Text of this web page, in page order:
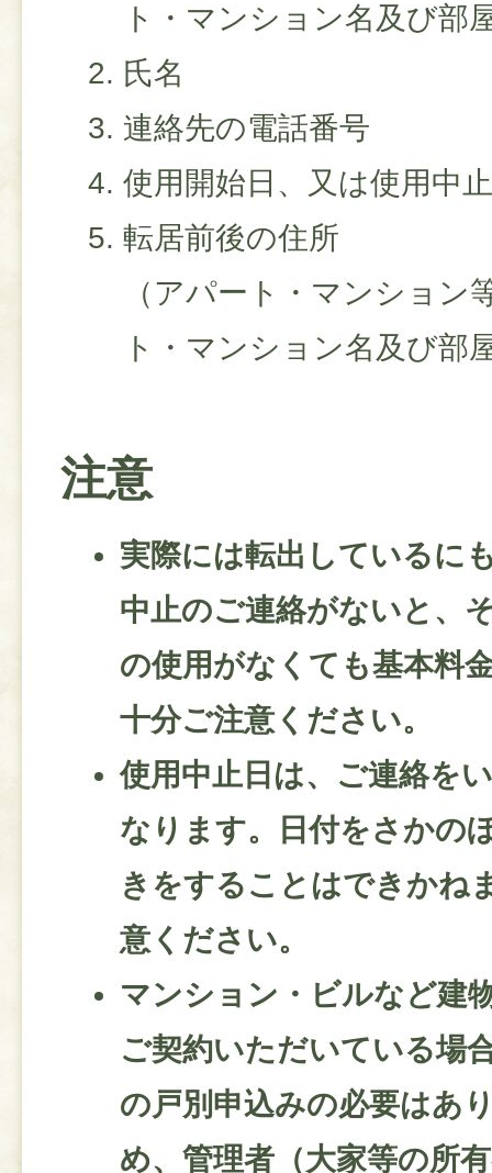
ト・マンション名及び部
氏名
連絡先の電話番号
使用開始日、又は使用中
転居前後の住所
（アパート・マンション
ト・マンション名及び部
注意
実際には転出しているに
中止のご連絡がないと、
の使用がなくても基本料
十分ご注意ください。
使用中止日は、ご連絡を
なります。日付をさかの
きをすることはできかね
意ください。
マンション・ビルなど建
ご契約いただいている場
の戸別申込みの必要はあ
め、管理者（大家等の所